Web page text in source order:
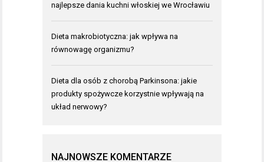
najlepsze dania kuchni włoskiej we Wrocławiu
Dieta makrobiotyczna: jak wpływa na
równowagę organizmu?
Dieta dla osób z chorobą Parkinsona: jakie
produkty spożywcze korzystnie wpływają na
układ nerwowy?
NAJNOWSZE KOMENTARZE